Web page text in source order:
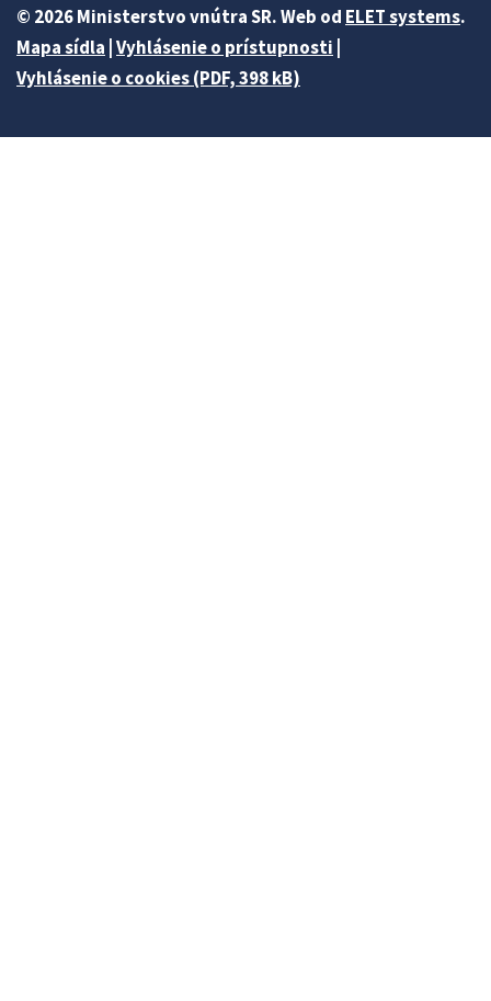
© 2026 Ministerstvo vnútra SR. Web od ELET systems.
Mapa sídla Vyhlásenie o prístupnosti
Vyhlásenie o cookies (PDF, 398 kB)